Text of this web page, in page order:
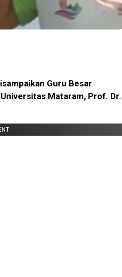
Guru Besar
Mataram, Prof. Dr.